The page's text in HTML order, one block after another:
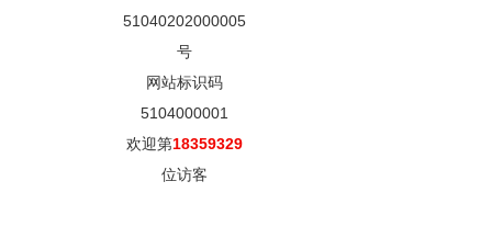
51040202000005
号
网站标识码
5104000001
欢迎第18359329
位访客